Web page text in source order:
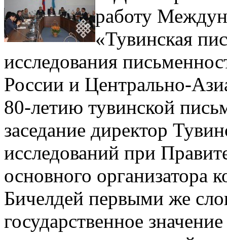
работу
«Тувинская
исследования
России и Центрально-
80-летию тувинской
заседание директор
исследований при
основного организатора
Бичелдей первыми же
государственное